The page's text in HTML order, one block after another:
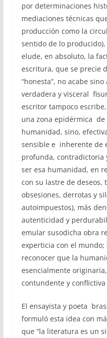
por determinaciones
mediaciones técnicas
producción como la
sentido de lo
elude, en absoluto, la
escritura, que se precie
“honesta”, no acabe
verdadera y visceral
escritor tampoco
una zona epidérmica de
humanidad, sino,
sensible e inherente de
profunda, contradictoria
ser esa humanidad, en
con su lastre de deseos,
obsesiones, derrotas y
autoimpuestos), más
autenticidad y
emular susodicha obra
experticia con el mundo;
reconocer que la
esencialmente
contundente y
El ensayista y poeta
formuló esta idea con
que “la literatura es un